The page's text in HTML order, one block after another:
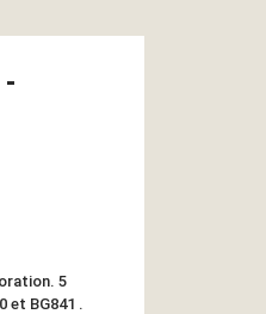
5
et BG841 .